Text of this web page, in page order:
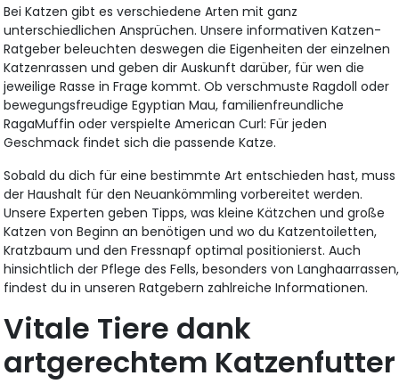
Bei Katzen gibt es verschiedene Arten mit ganz
unterschiedlichen Ansprüchen. Unsere informativen Katzen-
Ratgeber beleuchten deswegen die Eigenheiten der einzelnen
Katzenrassen und geben dir Auskunft darüber, für wen die
jeweilige Rasse in Frage kommt. Ob verschmuste Ragdoll oder
bewegungsfreudige Egyptian Mau, familienfreundliche
RagaMuffin oder verspielte American Curl: Für jeden
Geschmack findet sich die passende Katze.
Sobald du dich für eine bestimmte Art entschieden hast, muss
der Haushalt für den Neuankömmling vorbereitet werden.
Unsere Experten geben Tipps, was kleine Kätzchen und große
Katzen von Beginn an benötigen und wo du Katzentoiletten,
Kratzbaum und den Fressnapf optimal positionierst. Auch
hinsichtlich der Pflege des Fells, besonders von Langhaarrassen,
findest du in unseren Ratgebern zahlreiche Informationen.
Vitale Tiere dank
artgerechtem Katzenfutter